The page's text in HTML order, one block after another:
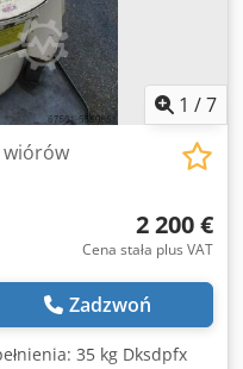
1 /7
2 200 €
Cena stała plus VAT
Zadzwoń
35 kg Dksdpfx